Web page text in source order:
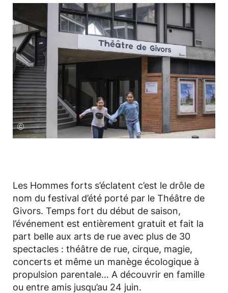
©
Les Hommes forts s’éclatent c’est le drôle de
nom du festival d’été porté par le Théâtre de
Givors. Temps fort du début de saison,
l’événement est entièrement gratuit et fait la
part belle aux arts de rue avec plus de 30
spectacles : théâtre de rue, cirque, magie,
concerts et même un manège écologique à
propulsion parentale… A découvrir en famille
ou entre amis jusqu’au 24 juin.